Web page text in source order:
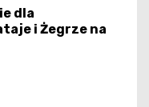
dla
i Żegrze na